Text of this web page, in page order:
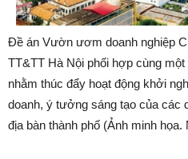
Đề án Vườn ươm doanh nghiệp
TT&TT Hà Nội phối hợp cùng
nhằm thúc đẩy hoạt động khởi
doanh, ý tưởng sáng tạo của các
địa bàn thành phố (Ảnh minh họa.